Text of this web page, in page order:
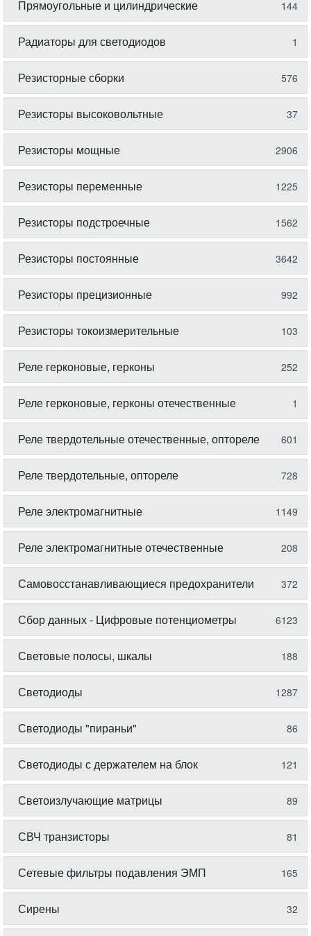
Прямоугольные и цилиндрические 144
Радиаторы для светодиодов 1
Резисторные сборки 576
Резисторы высоковольтные 37
Резисторы мощные 2906
Резисторы переменные 1225
Резисторы подстроечные 1562
Резисторы постоянные 3642
Резисторы прецизионные 992
Резисторы токоизмерительные 103
Реле герконовые, герконы 252
Реле герконовые, герконы отечественные 1
Реле твердотельные отечественные, оптореле 601
Реле твердотельные, оптореле 728
Реле электромагнитные 1149
Реле электромагнитные отечественные 208
Самовосстанавливающиеся предохранители 372
Сбор данных - Цифровые потенциометры 6123
Световые полосы, шкалы 188
Светодиоды 1287
Светодиоды "пираньи" 86
Светодиоды с держателем на блок 121
Светоизлучающие матрицы 89
СВЧ транзисторы 81
Сетевые фильтры подавления ЭМП 165
Сирены 32